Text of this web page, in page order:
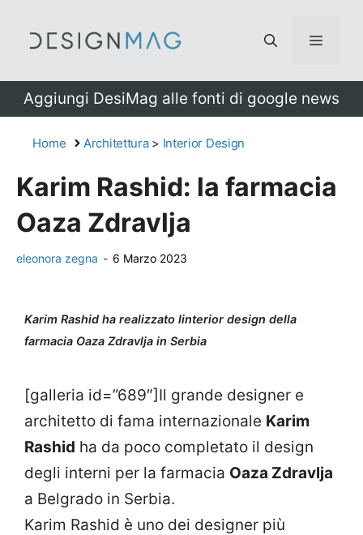
Menu
Aggiungi DesiMag alle fonti di google news
Home Architettura> Interior Design
Karim Rashid: la farmacia
Oaza Zdravlja
eleonora zegna - 6 Marzo 2023
Karim Rashid ha realizzato linterior design della
farmacia Oaza Zdravlja in Serbia
[galleria id=”689″]Il grande designer e
architetto di fama internazionale Karim
Rashid ha da poco completato il design
degli interni per la farmacia Oaza Zdravlja
a Belgrado in Serbia.
Karim Rashid è uno dei designer più